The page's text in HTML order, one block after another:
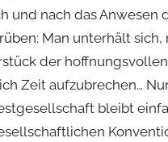
und nach das Anwesen
Man unterhält
der
Zeit aufzubrechen…
bleibt